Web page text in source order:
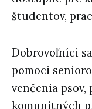
študentov,
Dobrovoľníci
pomoci
venčenia
komunitných